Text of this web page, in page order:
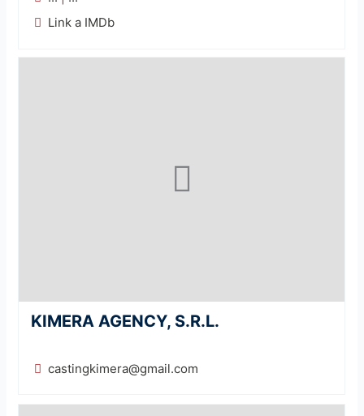
Link a IMDb
KIMERA AGENCY, S.R.L.
castingkimera@gmail.com